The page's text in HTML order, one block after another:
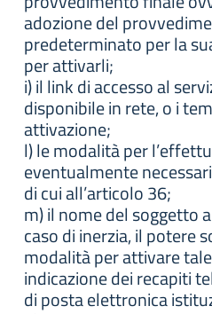
adozione del
predeterminato per la
per attivarli;
i) il link di accesso al
disponibile in rete, o i
attivazione;
l) le modalità per
eventualmente
di cui all’articolo 36;
m) il nome del soggetto
caso di inerzia, il potere
modalità per attivare
indicazione dei recapiti
di posta elettronica